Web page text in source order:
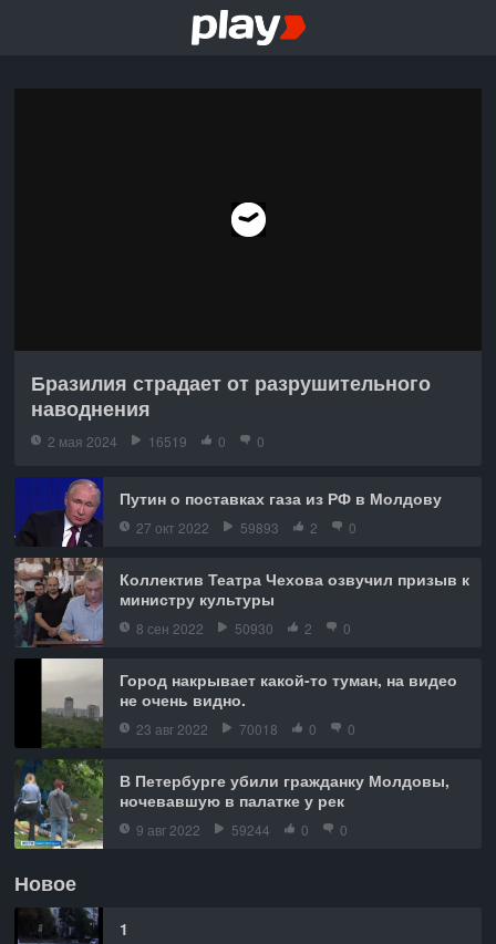
Бразилия страдает от разрушительного
наводнения
2 мая 2024 16519 0 0
Путин о поставках газа из РФ в Молдову
27 окт 2022 59893 2 0
Коллектив Театра Чехова озвучил призыв к
министру культуры
8 сен 2022 50930 2 0
Город накрывает какой-то туман, на видео
не очень видно.
23 авг 2022 70018 0 0
В Петербурге убили гражданку Молдовы,
ночевавшую в палатке у рек
9 авг 2022 59244 0 0
Новое
1